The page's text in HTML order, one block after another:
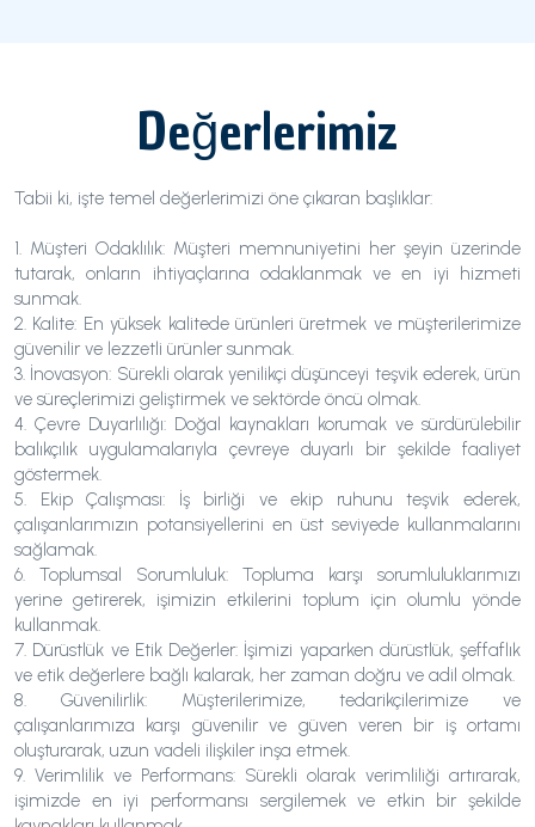
Değerlerimiz
Tabii ki, işte temel değerlerimizi öne çıkaran başlıklar:
1. Müşteri Odaklılık: Müşteri memnuniyetini her şeyin üzerinde
tutarak, onların ihtiyaçlarına odaklanmak ve en iyi hizmeti
sunmak.
2. Kalite: En yüksek kalitede ürünleri üretmek ve müşterilerimize
güvenilir ve lezzetli ürünler sunmak.
3. İnovasyon: Sürekli olarak yenilikçi düşünceyi teşvik ederek, ürün
ve süreçlerimizi geliştirmek ve sektörde öncü olmak.
4. Çevre Duyarlılığı: Doğal kaynakları korumak ve sürdürülebilir
balıkçılık uygulamalarıyla çevreye duyarlı bir şekilde faaliyet
göstermek.
5. Ekip Çalışması: İş birliği ve ekip ruhunu teşvik ederek,
çalışanlarımızın potansiyellerini en üst seviyede kullanmalarını
sağlamak.
6. Toplumsal Sorumluluk: Topluma karşı sorumluluklarımızı
yerine getirerek, işimizin etkilerini toplum için olumlu yönde
kullanmak.
7. Dürüstlük ve Etik Değerler: İşimizi yaparken dürüstlük, şeffaflık
ve etik değerlere bağlı kalarak, her zaman doğru ve adil olmak.
8. Güvenilirlik: Müşterilerimize, tedarikçilerimize ve
çalışanlarımıza karşı güvenilir ve güven veren bir iş ortamı
oluşturarak, uzun vadeli ilişkiler inşa etmek.
9. Verimlilik ve Performans: Sürekli olarak verimliliği artırarak,
işimizde en iyi performansı sergilemek ve etkin bir şekilde